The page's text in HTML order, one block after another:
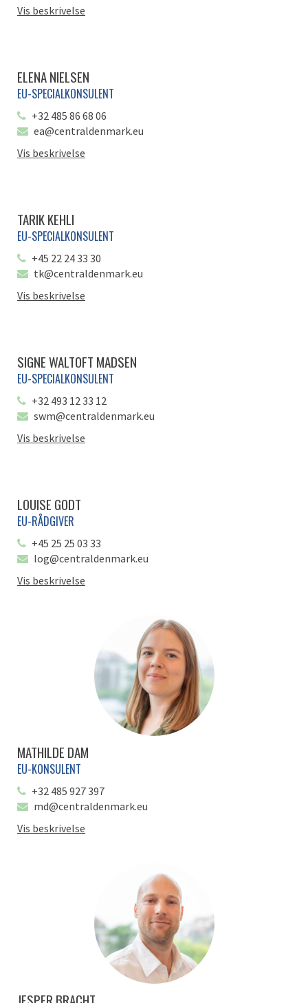
Vis beskrivelse
ELENA NIELSEN
EU-SPECIALKONSULENT
+32 485 86 68 06
ea@centraldenmark.eu
Vis beskrivelse
TARIK KEHLI
EU-SPECIALKONSULENT
+45 22 24 33 30
tk@centraldenmark.eu
Vis beskrivelse
SIGNE WALTOFT MADSEN
EU-SPECIALKONSULENT
+32 493 12 33 12
swm@centraldenmark.eu
Vis beskrivelse
LOUISE GODT
EU-RÅDGIVER
+45 25 25 03 33
log@centraldenmark.eu
Vis beskrivelse
MATHILDE DAM
EU-KONSULENT
+32 485 927 397
md@centraldenmark.eu
Vis beskrivelse